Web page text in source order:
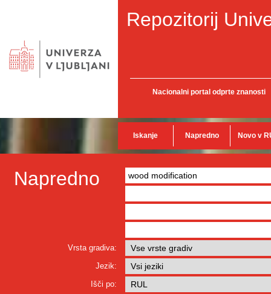
Repozitorij
Nacionalni portal odprte znanosti
Iskanje Napredno Novo v
Napredno
Vrsta gradiva:
Jezik:
Išči po: